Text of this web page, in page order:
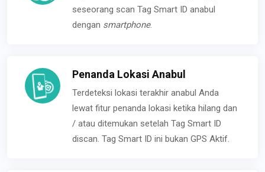
seseorang scan Tag Smart ID anabul
dengan smartphone.
Penanda Lokasi Anabul
Terdeteksi lokasi terakhir anabul Anda
lewat fitur penanda lokasi ketika hilang dan
/ atau ditemukan setelah Tag Smart ID
discan. Tag Smart ID ini bukan GPS Aktif.